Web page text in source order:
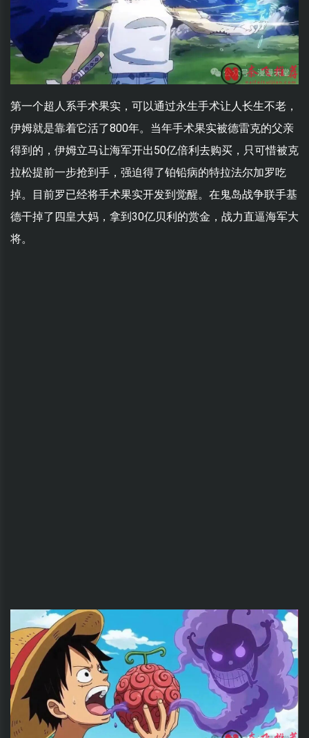
第一个超人系手术果实，可以通过永生手术让人长生不老，
伊姆就是靠着它活了800年。当年手术果实被德雷克的父亲
得到的，伊姆立马让海军开出50亿倍利去购买，只可惜被克
拉松提前一步抢到手，强迫得了铂铅病的特拉法尔加罗吃
掉。目前罗已经将手术果实开发到觉醒。在鬼岛战争联手基
德干掉了四皇大妈，拿到30亿贝利的赏金，战力直逼海军大
将。